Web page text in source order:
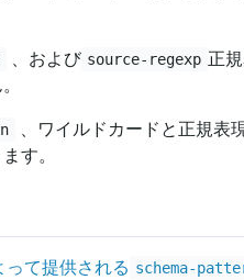
、および source-regexp 正
、ワイルドカードと正規表
す。
て提供される schema-